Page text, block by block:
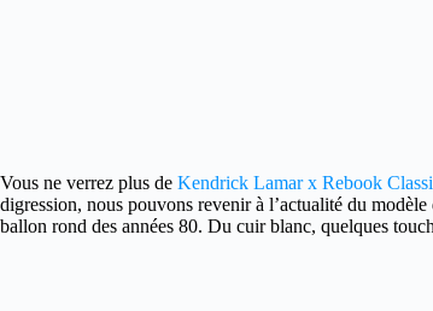
Vous ne verrez plus de Kendrick Lamar x Rebook
digression, nous pouvons revenir à l’actualité du
ballon rond des années 80. Du cuir blanc, quelques